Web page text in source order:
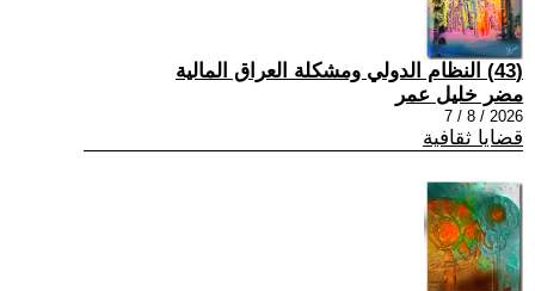
(43) النظام الدولي ومشكلة العراق المالية
مضر خليل عمر
2026 / 8 / 7
قضايا ثقافية